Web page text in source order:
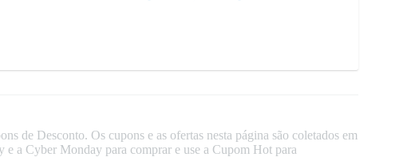
de Desconto. Os cupons e as ofertas nesta página são coletados em
a Cyber Monday para comprar e use a Cupom Hot para